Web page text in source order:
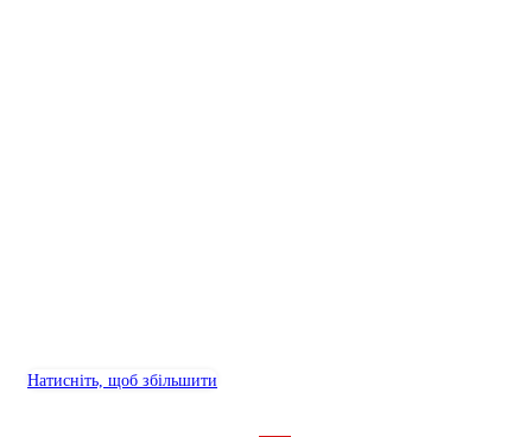
Натисніть, щоб збільшити